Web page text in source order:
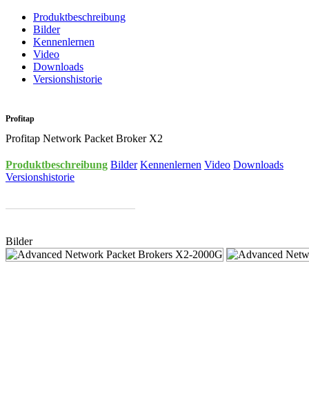
Produktbeschreibung
Bilder
Kennenlernen
Video
Downloads
Versionshistorie
Profitap
Profitap Network Packet Broker X2
Produktbeschreibung Bilder Kennenlernen Video Downloads
Versionshistorie
Bilder